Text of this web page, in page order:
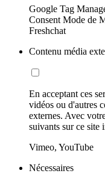
Google Tag
Consent Mode de
Freshchat
Contenu média
En acceptant ces
vidéos ou d'autres
externes. Avec
suivants sur ce site
Vimeo, YouTube
Nécessaires